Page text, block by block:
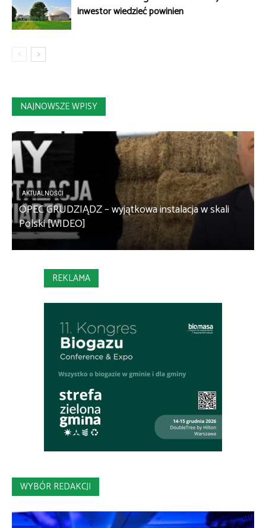
inwestor wiedzieć powinien
NAJNOWSZE WPISY
AKTUALNOŚCI
OPEC GRUDZIĄDZ – wyjątkowa instalacja w skali
Polski [WIDEO]
REKLAMA
WYBÓR REDAKCJI